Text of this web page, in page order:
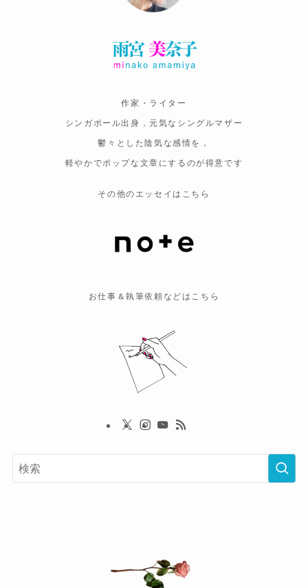
作家・ライター
シンガポール出身，元気なシングルマザー
鬱々とした陰気な感情を，
軽やかでポップな文章にするのが得意です
その他のエッセイはこちら
お仕事＆執筆依頼などはこちら